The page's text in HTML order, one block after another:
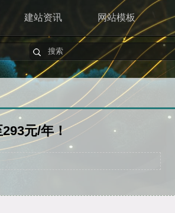
建站资讯 网站模板
元/年！